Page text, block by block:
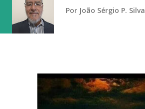
Por João Sérgio P. Silva